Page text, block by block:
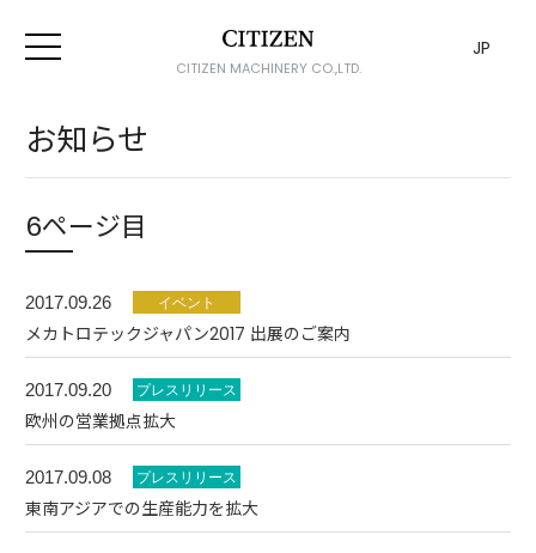
CITIZEN MACHINERY CO.,LTD.
JP
お知らせ
6ページ目
2017.09.26
メカトロテックジャパン2017 出展のご案内
2017.09.20
欧州の営業拠点拡大
2017.09.08
東南アジアでの生産能力を拡大